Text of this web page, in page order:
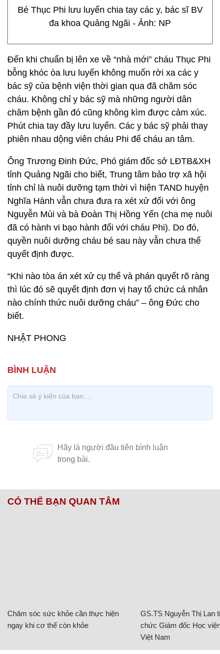
Bé Thục Phi lưu luyến chia tay các y, bác sĩ BV
đa khoa Quảng Ngãi - Ảnh: NP
Đến khi chuẩn bị lên xe về “nhà mới” cháu Thục Phi
bỗng khóc òa lưu luyến không muốn rời xa các y
bác sỹ của bệnh viện thời gian qua đã chăm sóc
cháu. Không chỉ y bác sỹ mà những người dân
chăm bệnh gần đó cũng không kìm được cảm xúc.
Phút chia tay đầy lưu luyến. Các y bác sỹ phải thay
phiên nhau dộng viên cháu Phi để cháu an tâm.
Ông Trương Đinh Đức, Phó giám đốc sở LĐTB&XH
tỉnh Quảng Ngãi cho biết, Trung tâm bảo trợ xã hội
tỉnh chỉ là nuôi dưỡng tạm thời vì hiện TAND huyện
Nghĩa Hành vẫn chưa đưa ra xét xử đối với ông
Nguyễn Mùi và bà Đoàn Thị Hồng Yến (cha mẹ nuôi
đã có hành vi bạo hành đối với cháu Phi). Do đó,
quyền nuôi dưỡng cháu bé sau này vẫn chưa thể
quyết định được.
“Khi nào tòa án xét xử cụ thể và phán quyết rõ ràng
thì lúc đó sẽ quyết định đơn vị hay tổ chức cá nhân
nào chính thức nuôi dưỡng cháu” – ông Đức cho
biết.
NHẬT PHONG
CÓ THỂ BẠN QUAN TÂM
Chăm sóc sức khỏe cần thực hiện
ngay khi cơ thể còn khỏe
GS.TS Nguyễn Thị Lan
chức Giám đốc Học
Việt Nam